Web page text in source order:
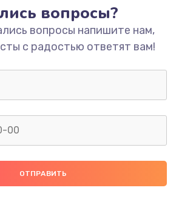
вопросы?
вопросы напишите нам,
с радостью ответят вам!